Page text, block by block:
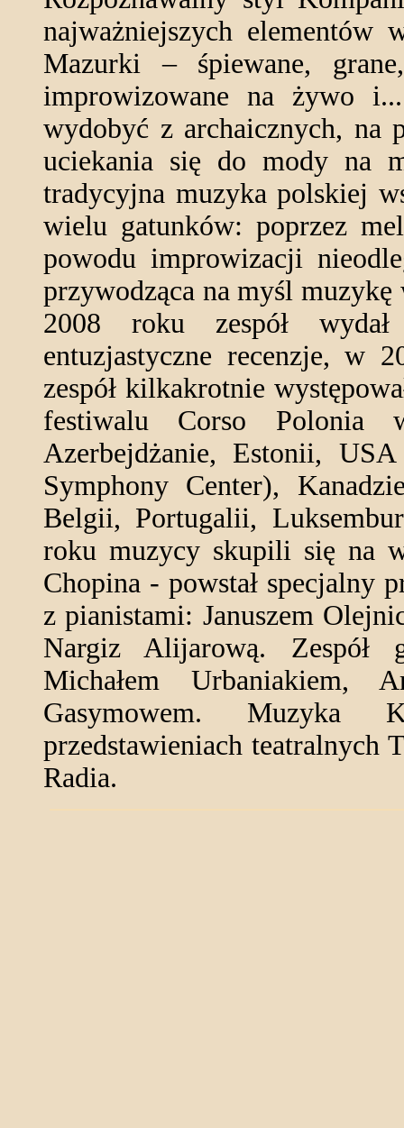
najważniejszych
Mazurki – śpiewane,
improwizowane na żywo
wydobyć z archaicznych,
uciekania się do mody na
tradycyjna muzyka polskiej
wielu gatunków: poprzez
powodu improwizacji
przywodząca na myśl muzykę
2008 roku zespół
entuzjastyczne recenzje, w
zespół kilkakrotnie
festiwalu Corso
Azerbejdżanie, Estonii,
Symphony Center),
Belgii, Portugalii,
roku muzycy skupili się na
Chopina - powstał specjalny
z pianistami: Januszem
Nargiz Alijarową. Zespół
Michałem Urbaniakiem,
Gasymowem. Muzyka
przedstawieniach teatralnych
Radia.